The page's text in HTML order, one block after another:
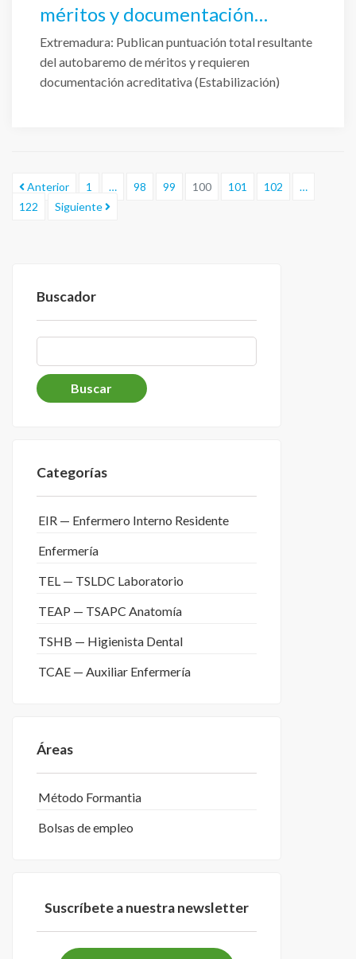
méritos y documentación
acreditativa
Extremadura: Publican puntuación total resultante
del autobaremo de méritos y requieren
documentación acreditativa (Estabilización)
Anterior 1 … 98 99 100 101 102
…
122
Siguiente
Buscador
Categorías
EIR — Enfermero Interno Residente
Enfermería
TEL — TSLDC Laboratorio
TEAP — TSAPC Anatomía
TSHB — Higienista Dental
TCAE — Auxiliar Enfermería
Áreas
Método Formantia
Bolsas de empleo
Suscríbete a nuestra newsletter